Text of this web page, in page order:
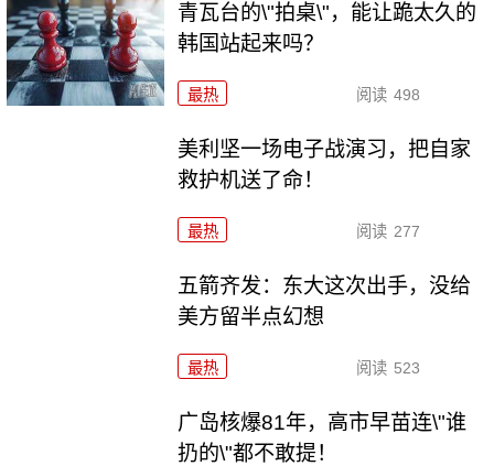
青瓦台的\"拍桌\"，能让跪太久的
韩国站起来吗？
最热 阅读 498
美利坚一场电子战演习，把自家
救护机送了命！
最热 阅读 277
五箭齐发：东大这次出手，没给
美方留半点幻想
最热 阅读 523
广岛核爆81年，高市早苗连\"谁
扔的\"都不敢提！